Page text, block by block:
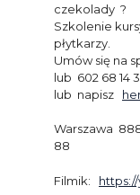
czekolady ?
Szkolenie
płytkarzy.
Umów się na
lub 602 68 14
lub napisz
Warszawa
88
Filmik: